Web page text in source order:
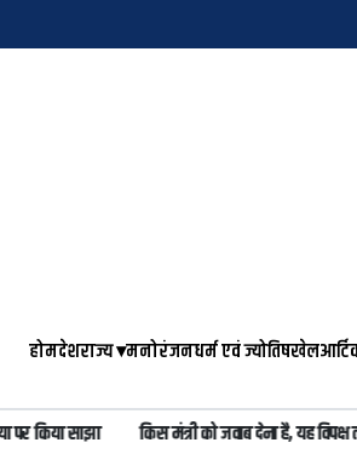
होमदेशराज्य▾मनोरंजनधर्म एवं ज्योतिषखेल
किया साझा किस मंत्री को जवाब देना है, यह विपक्ष